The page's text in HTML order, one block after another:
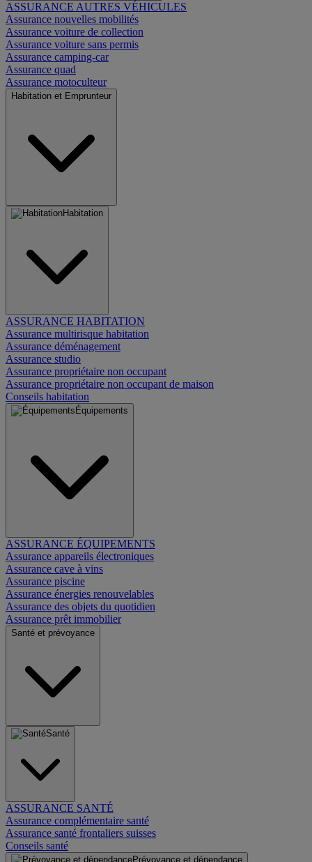
ASSURANCE AUTRES VÉHICULES
Assurance nouvelles mobilités
Assurance voiture de collection
Assurance voiture sans permis
Assurance camping-car
Assurance quad
Assurance motoculteur
Habitation et Emprunteur
Habitation
ASSURANCE HABITATION
Assurance multirisque habitation
Assurance déménagement
Assurance studio
Assurance propriétaire non occupant
Assurance propriétaire non occupant de maison
Conseils habitation
Équipements
ASSURANCE ÉQUIPEMENTS
Assurance appareils électroniques
Assurance cave à vins
Assurance piscine
Assurance énergies renouvelables
Assurance des objets du quotidien
Assurance prêt immobilier
Santé et prévoyance
Santé
ASSURANCE SANTÉ
Assurance complémentaire santé
Assurance santé frontaliers suisses
Conseils santé
Prévoyance et dépendance